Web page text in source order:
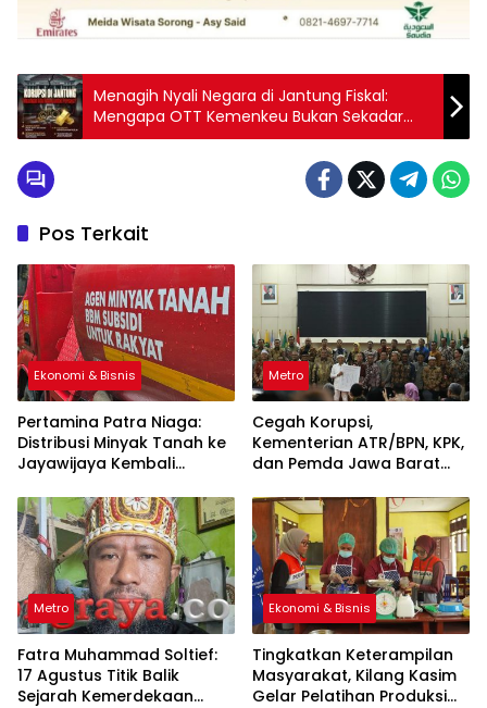
Menagih Nyali Negara di Jantung Fiskal:
Mengapa OTT Kemenkeu Bukan Sekadar
“Shock Therapy”
Pos Terkait
Ekonomi & Bisnis
Pertamina Patra Niaga:
Distribusi Minyak Tanah ke
Jayawijaya Kembali
Metro
Cegah Korupsi,
Kementerian ATR/BPN, KPK,
dan Pemda Jawa Barat
Metro
Fatra Muhammad Soltief:
17 Agustus Titik Balik
Sejarah Kemerdekaan
Ekonomi & Bisnis
Tingkatkan Keterampilan
Masyarakat, Kilang Kasim
Gelar Pelatihan Produksi